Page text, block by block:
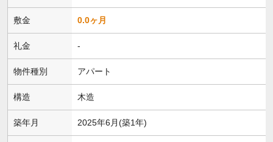
敷金 0.0ヶ月
礼金 -
物件種別 アパート
構造 木造
築年月 2025年6月(築1年)